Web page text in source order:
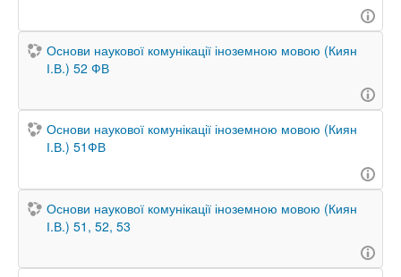
Основи наукової комунікації іноземною мовою (Киян
І.В.) 52 ФВ
Основи наукової комунікації іноземною мовою (Киян
І.В.) 51ФВ
Основи наукової комунікації іноземною мовою (Киян
І.В.) 51, 52, 53